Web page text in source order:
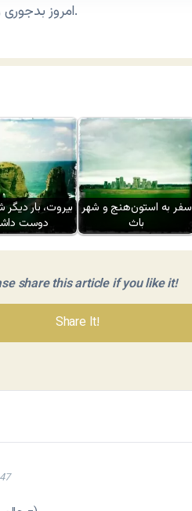
امروز بدجوری رفتم تو حالت عصب! خدا به خیر بگذرونه.
بیروت، بار
دوست
سفر به استون‌هنج و شهر
باث
share this article if you like it!
Share It!